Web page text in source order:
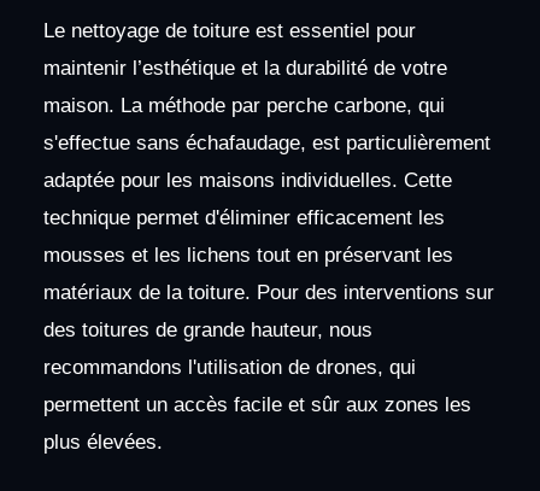
Le nettoyage de toiture est essentiel pour
maintenir l’esthétique et la durabilité de votre
maison. La méthode par perche carbone, qui
s'effectue sans échafaudage, est particulièrement
adaptée pour les maisons individuelles. Cette
technique permet d'éliminer efficacement les
mousses et les lichens tout en préservant les
matériaux de la toiture. Pour des interventions sur
des toitures de grande hauteur, nous
recommandons l'utilisation de drones, qui
permettent un accès facile et sûr aux zones les
plus élevées.